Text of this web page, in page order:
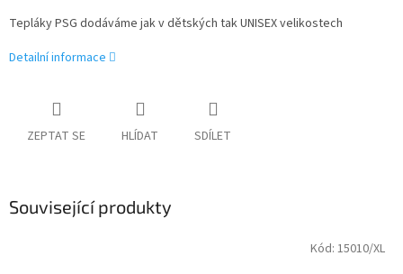
Tepláky PSG dodáváme jak v dětských tak UNISEX velikostech
Detailní informace
ZEPTAT SE HLÍDAT SDÍLET
Související produkty
Kód: 15010/XL